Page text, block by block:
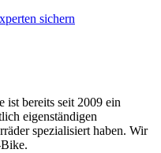
sichern
bereits seit 2009 ein
eigenständigen
spezialisiert haben. Wir